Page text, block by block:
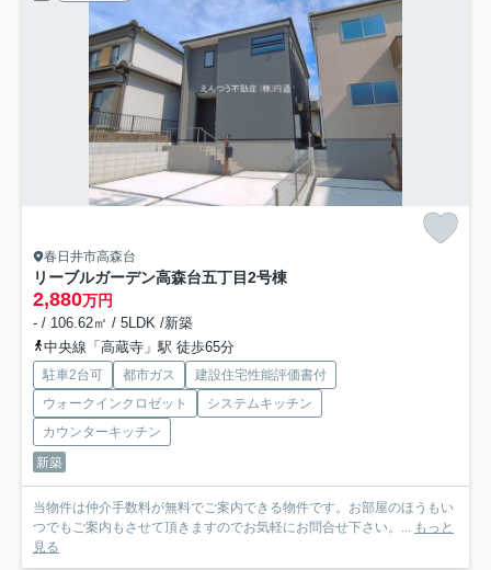
春日井市高森台
リーブルガーデン高森台五丁目2号棟
2,880万円
- / 106.62㎡ / 5LDK /新築
中央線「高蔵寺」駅 徒歩65分
駐車2台可 都市ガス
建設住宅性能評価書付
ウォークインクロゼット
システムキッチン
カウンターキッチン
新築
当物件は仲介手数料が無料でご案内できる物件です。お部屋のほうもい
つでもご案内もさせて頂きますのでお気軽にお問合せ下さい。... もっと
見る